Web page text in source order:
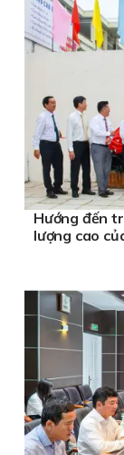
Hướng đến
lượng cao